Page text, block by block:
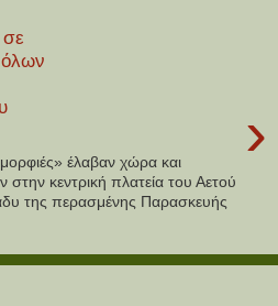
όλων
›
έλαβαν χώρα και
στην κεντρική πλατεία του Αετού
της περασμένης Παρασκευής